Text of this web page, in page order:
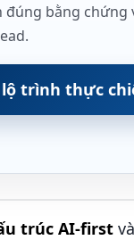
đúng bằng chứng
lộ trình thực
trúc AI-first và